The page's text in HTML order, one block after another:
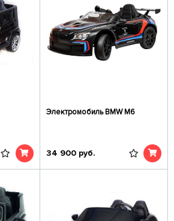
Электромобиль BMW M6
34 900 руб.